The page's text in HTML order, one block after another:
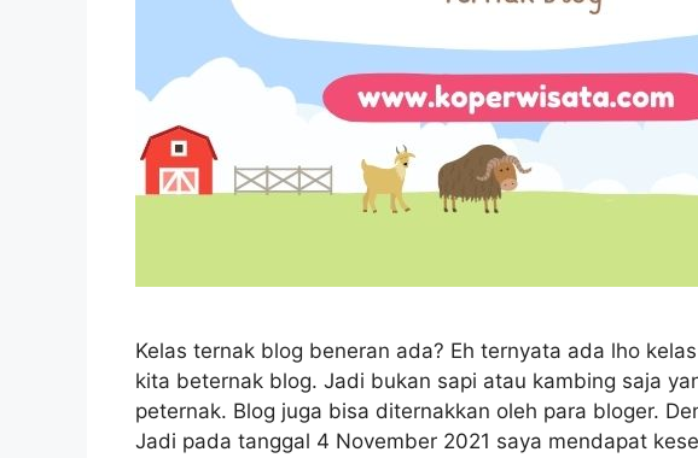
Kelas ternak blog beneran ada? Eh ternyata ada lho
kita beternak blog. Jadi bukan sapi atau kambing saja
peternak. Blog juga bisa diternakkan oleh para bloger.
Jadi pada tanggal 4 November 2021 saya mendapat